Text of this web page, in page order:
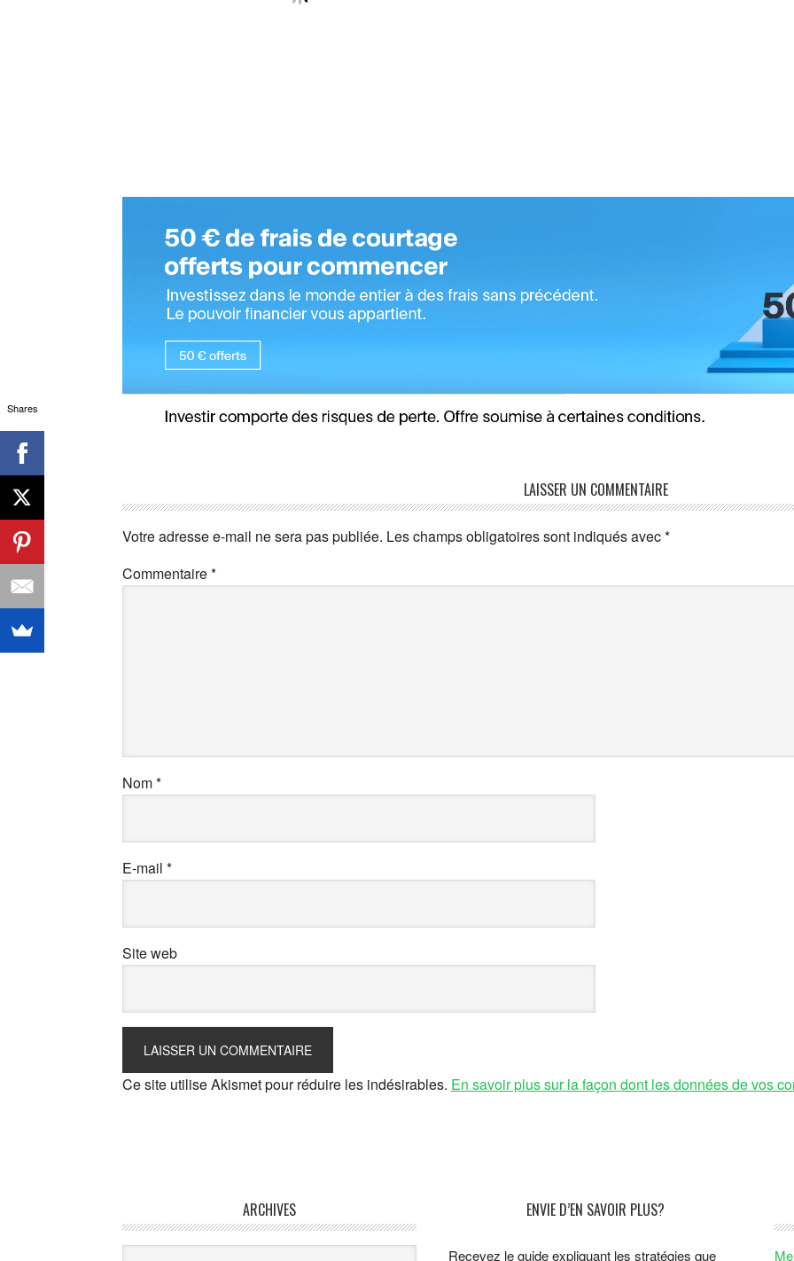
LAISSER UN COMMENTAIRE
Votre adresse e-mail ne sera pas publiée. Les champs obligatoires sont indiqués avec*
Commentaire*
Nom*
E-mail *
Site web
Ce site utilise Akismet pour réduire les indésirables. En savoir plus sur la façon dont les données de vos
ARCHIVES ENVIE D’EN SAVOIR PLUS?
Recevez le guide expliquant les stratégies que
Shares